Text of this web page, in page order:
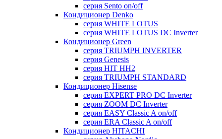
серия Sento on/off
Кондиционер Denko
серия WHITE LOTUS
серия WHITE LOTUS DC Inverter
Кондиционер Green
серия TRIUMPH INVERTER
серия Genesis
серия HIT HH2
серия TRIUMPH STANDARD
Кондиционер Hisense
серия EXPERT PRO DC Inverter
серия ZOOM DC Inverter
серия EASY Classic A on/off
серия ERA Classic A on/off
Кондиционер HITACHI